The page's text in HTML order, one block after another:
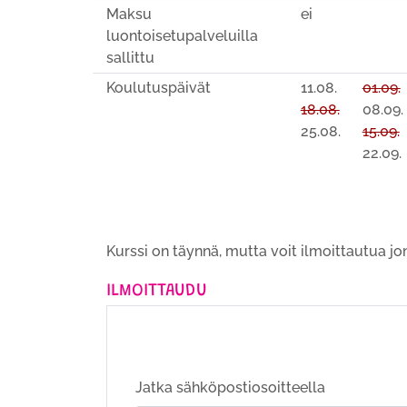
Maksu
luontoisetupalveluilla
sallittu
ei
Koulutuspäivät
11.08.
18.08.
25.08.
01.09.
08.09.
15.09.
22.09.
Kurssi on täynnä, mutta voit ilmoittautua
ILMOITTAUDU
Jatka sähköpostiosoitteella